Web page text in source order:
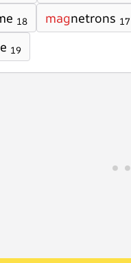
18 magnetrons 17
19